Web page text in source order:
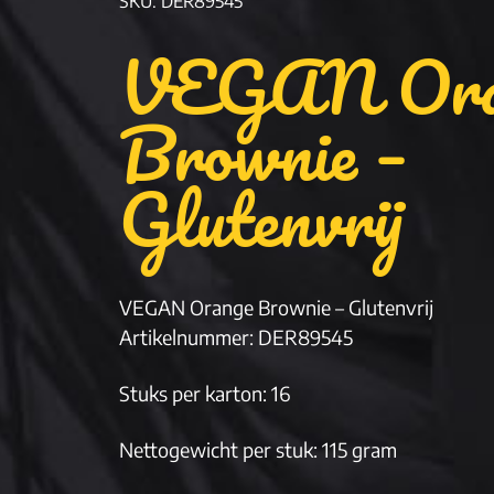
VEGAN
Brownie –
Glutenvrij
VEGAN Orange Brownie – Glutenvrij
Artikelnummer: DER89545
Stuks per karton: 16
Nettogewicht per stuk: 115 gram